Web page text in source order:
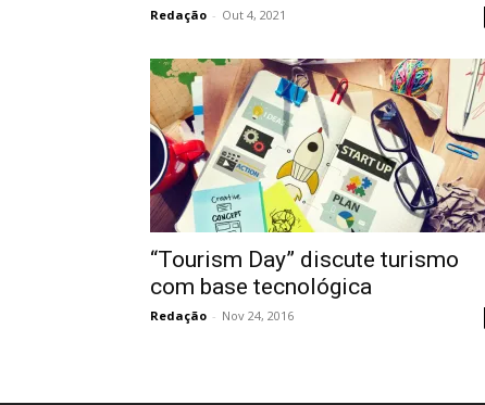
Redação - Out 4, 2021
“Tourism Day” discute turismo
com base tecnológica
Redação - Nov 24, 2016